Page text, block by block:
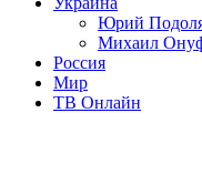
Юрий
Михаил
Россия
Мир
ТВ Онлайн